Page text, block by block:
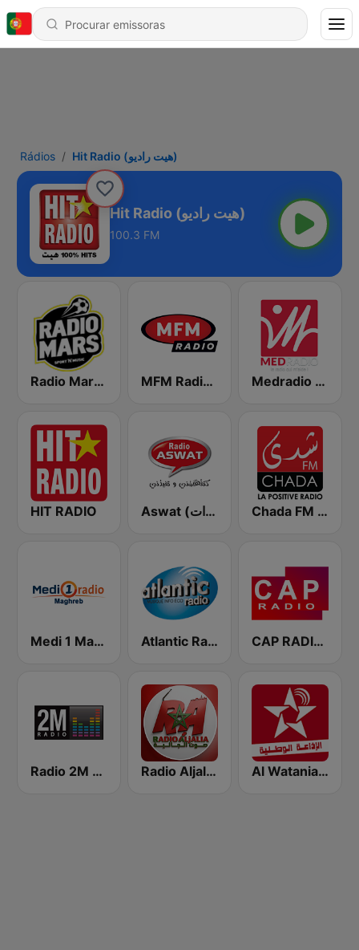
Rádios Hit Radio (هيت راديو)
Hit Radio (هيت راديو)
100.3 FM
Radio Mars (راديو مرس) MFM Radio (مفم راديو) Medradio (ميد راديو)
HIT RADIO Aswat (أصوات) Chada FM (شدى فم)
Medi 1 Maghreb (ميدى1 مغرب) Atlantic Radio (أتلانتيك راديو) CAP RADIO MAROC
Radio 2M (راديو 2 م) Radio Aljalia - راديو الجالية Al Watania (الإذاعة الوطنية)